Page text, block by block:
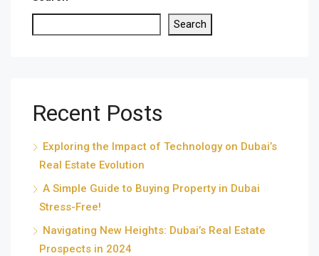
Search
Recent Posts
Exploring the Impact of Technology on Dubai’s
Real Estate Evolution
A Simple Guide to Buying Property in Dubai
Stress-Free!
Navigating New Heights: Dubai’s Real Estate
Prospects in 2024